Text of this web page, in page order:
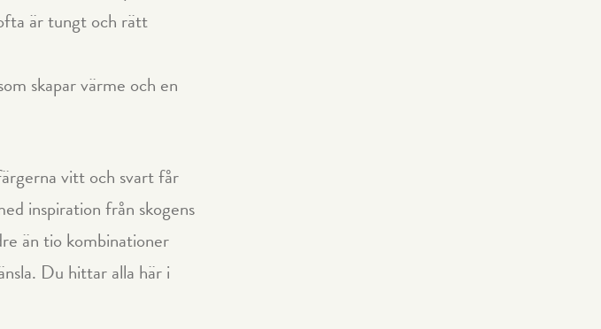
är tungt och rätt
skapar värme och en
vitt och svart får
inspiration från skogens
än tio kombinationer
Du hittar alla här i